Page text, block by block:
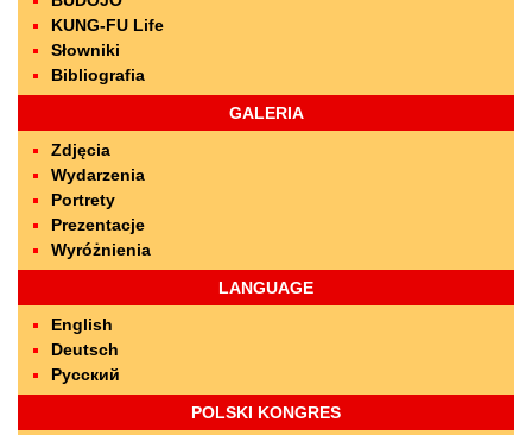
KUNG-FU Life
Słowniki
Bibliografia
GALERIA
Zdjęcia
Wydarzenia
Portrety
Prezentacje
Wyróżnienia
LANGUAGE
English
Deutsch
Русский
POLSKI KONGRES